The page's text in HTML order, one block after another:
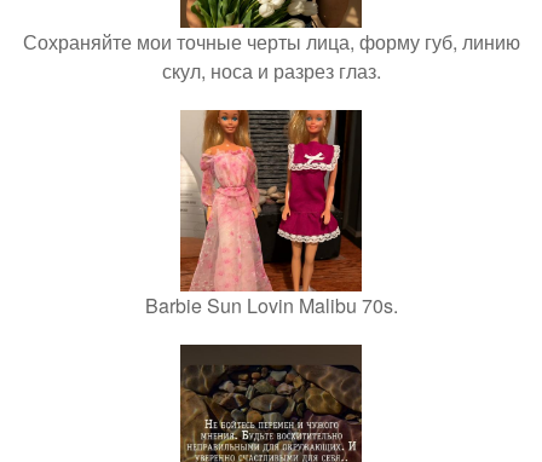
Сохраняйте мои точные черты лица, форму губ, линию
скул, носа и разрез глаз.
Barbie Sun Lovin Malibu 70s.